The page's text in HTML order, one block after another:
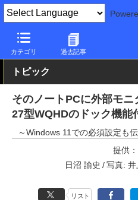
カテゴリ 過去記事
PC Watch 半導体/周辺機器
トピック
そのノートPCに外部モ
27型WQHDのドック機能
～Windows 11での必須設定も
提供：
日沼 諭史
写真:
リスト